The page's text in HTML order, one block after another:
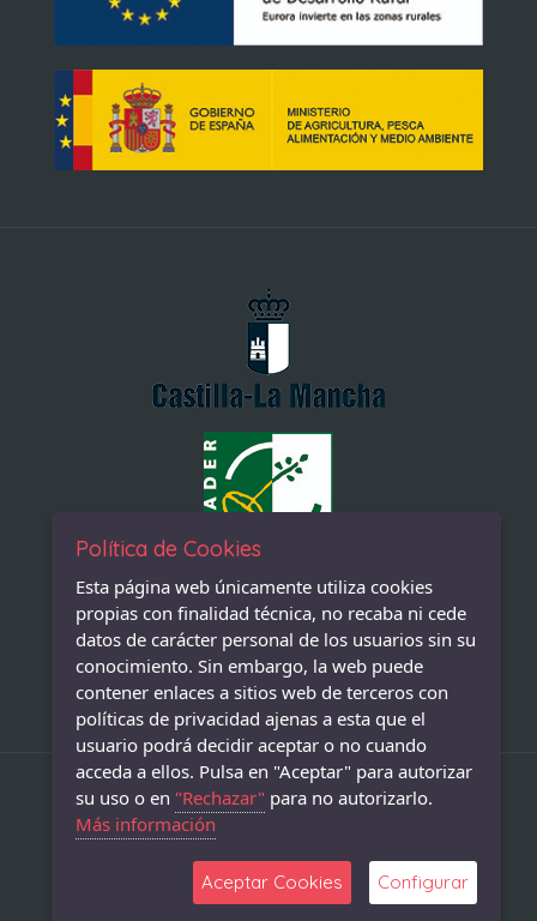
Copyright © 2026 Excmo. Ayuntamiento de Almadén.
Diseño&Programación: GuianeTT Diseños
Política de Cookies
Esta página web únicamente utiliza cookies
propias con finalidad técnica, no recaba ni cede
datos de carácter personal de los usuarios sin su
conocimiento. Sin embargo, la web puede
contener enlaces a sitios web de terceros con
políticas de privacidad ajenas a esta que el
usuario podrá decidir aceptar o no cuando
acceda a ellos. Pulsa en "Aceptar" para autorizar
su uso o en "Rechazar" para no autorizarlo.
Más información
Aceptar Cookies Configurar